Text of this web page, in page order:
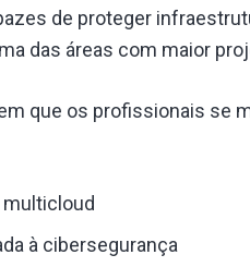
de proteger
das áreas com maior
que os profissionais se
à cibersegurança